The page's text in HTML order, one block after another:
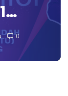
0